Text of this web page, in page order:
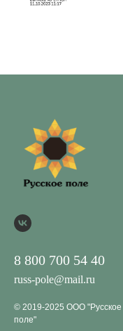
8 800 700 54 40
russ-pole@mail.ru
© 2019-2025 ООО "Русское
поле"